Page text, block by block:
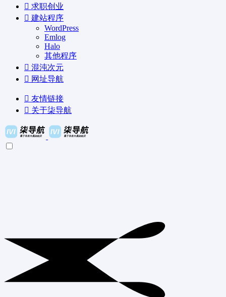
求职创业
建站程序
WordPress
Emlog
Halo
其他程序
混沌次元
网址导航
友情链接
关于柒导航